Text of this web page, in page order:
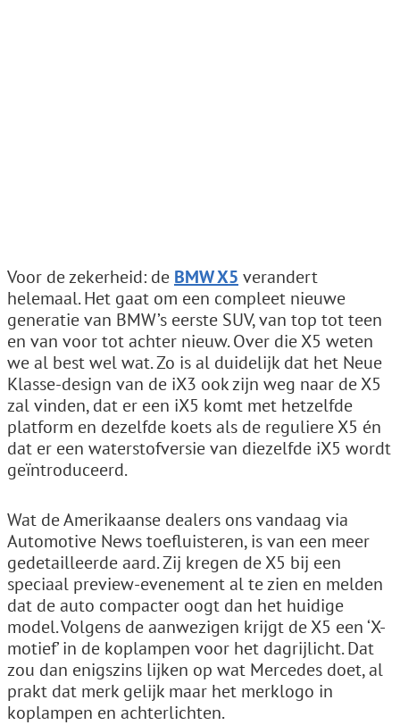
Voor de zekerheid: de BMW X5 verandert
helemaal. Het gaat om een compleet nieuwe
generatie van BMW’s eerste SUV, van top tot teen
en van voor tot achter nieuw. Over die X5 weten
we al best wel wat. Zo is al duidelijk dat het Neue
Klasse-design van de iX3 ook zijn weg naar de X5
zal vinden, dat er een iX5 komt met hetzelfde
platform en dezelfde koets als de reguliere X5 én
dat er een waterstofversie van diezelfde iX5 wordt
geïntroduceerd.
Wat de Amerikaanse dealers ons vandaag via
Automotive News toefluisteren, is van een meer
gedetailleerde aard. Zij kregen de X5 bij een
speciaal preview-evenement al te zien en melden
dat de auto compacter oogt dan het huidige
model. Volgens de aanwezigen krijgt de X5 een ‘X-
motief’ in de koplampen voor het dagrijlicht. Dat
zou dan enigszins lijken op wat Mercedes doet, al
prakt dat merk gelijk maar het merklogo in
koplampen en achterlichten.